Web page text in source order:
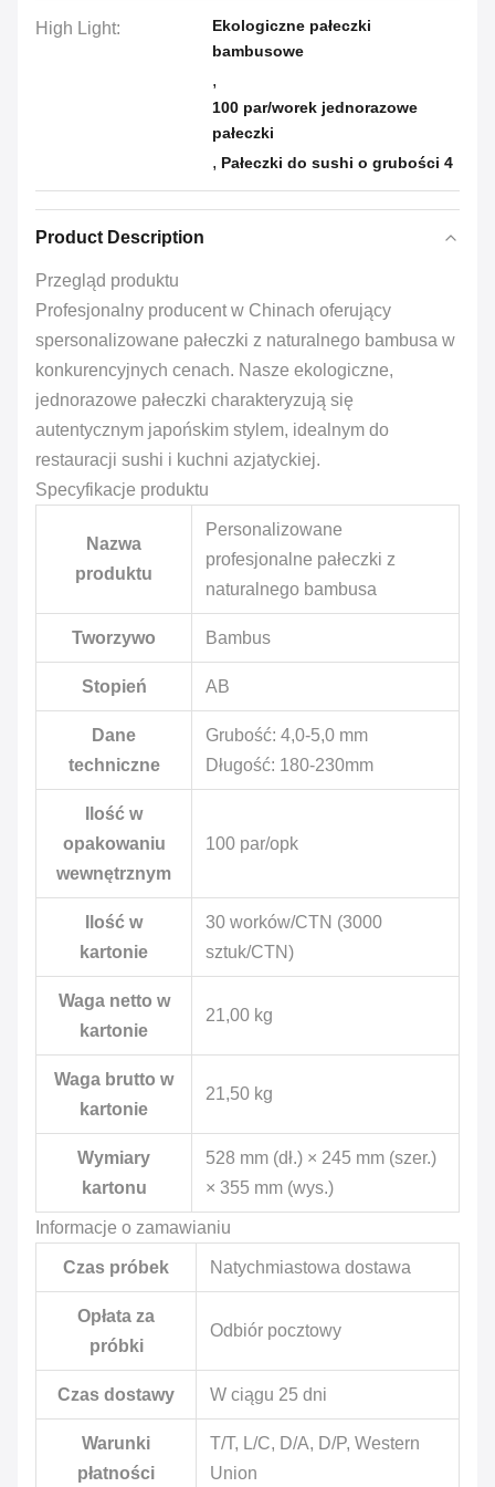
High Light:
Ekologiczne pałeczki
bambusowe
,
100 par/worek jednorazowe
pałeczki
, Pałeczki do sushi o grubości 4
Product Description
Przegląd produktu
Profesjonalny producent w Chinach oferujący
spersonalizowane pałeczki z naturalnego bambusa w
konkurencyjnych cenach. Nasze ekologiczne,
jednorazowe pałeczki charakteryzują się
autentycznym japońskim stylem, idealnym do
restauracji sushi i kuchni azjatyckiej.
Specyfikacje produktu
Nazwa
produktu
Personalizowane
profesjonalne pałeczki z
naturalnego bambusa
Tworzywo Bambus
Stopień AB
Dane
techniczne
Grubość: 4,0-5,0 mm
Długość: 180-230mm
Ilość w
opakowaniu
wewnętrznym
100 par/opk
Ilość w
kartonie
30 worków/CTN (3000
sztuk/CTN)
Waga netto w
kartonie
21,00 kg
Waga brutto w
kartonie
21,50 kg
Wymiary
kartonu
528 mm (dł.) × 245 mm (szer.)
× 355 mm (wys.)
Informacje o zamawianiu
Czas próbek Natychmiastowa dostawa
Opłata za
próbki
Odbiór pocztowy
Czas dostawy W ciągu 25 dni
Warunki
płatności
T/T, L/C, D/A, D/P, Western
Union